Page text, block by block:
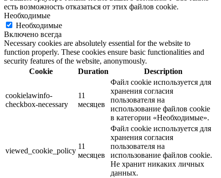
есть возможность отказаться от этих файлов cookie.
Необходимые
Необходимые
Включено всегда
Necessary cookies are absolutely essential for the website to
function properly. These cookies ensure basic functionalities and
security features of the website, anonymously.
Cookie
Duration Description
cookielawinfo-
checkbox-necessary
11
месяцев
Файл cookie используется для
хранения согласия
пользователя на
использование файлов cookie
в категории «Необходимые».
viewed_cookie_policy
11
месяцев
Файл cookie используется для
хранения согласия
пользователя на
использование файлов cookie.
Не хранит никаких личных
данных.